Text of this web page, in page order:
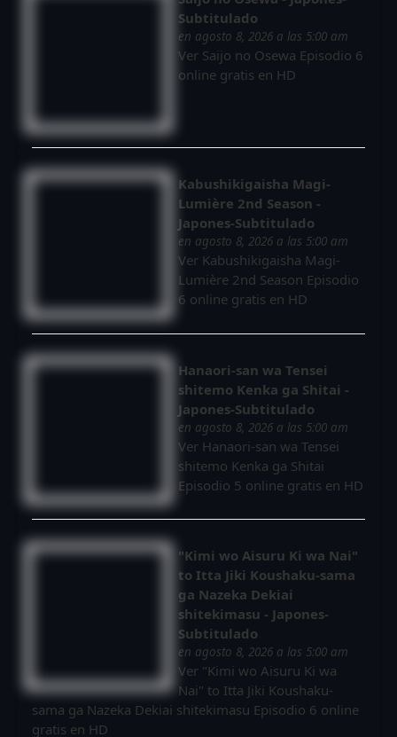
Subtitulado
en agosto 8, 2026 a las 5:00 am
Ver Saijo no Osewa Episodio 6
online gratis en HD
Kabushikigaisha Magi-
Lumière 2nd Season -
Japones-Subtitulado
en agosto 8, 2026 a las 5:00 am
Ver Kabushikigaisha Magi-
Lumière 2nd Season Episodio
6 online gratis en HD
Hanaori-san wa Tensei
shitemo Kenka ga Shitai -
Japones-Subtitulado
en agosto 8, 2026 a las 5:00 am
Ver Hanaori-san wa Tensei
shitemo Kenka ga Shitai
Episodio 5 online gratis en HD
"Kimi wo Aisuru Ki wa Nai"
to Itta Jiki Koushaku-sama
ga Nazeka Dekiai
shitekimasu - Japones-
Subtitulado
en agosto 8, 2026 a las 5:00 am
Ver "Kimi wo Aisuru Ki wa
Nai" to Itta Jiki Koushaku-
sama ga Nazeka Dekiai shitekimasu Episodio 6 online
gratis en HD